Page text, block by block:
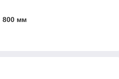
800 мм